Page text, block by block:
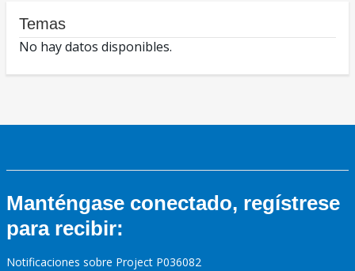
Temas
No hay datos disponibles.
Manténgase conectado, regístrese
para recibir:
Notificaciones sobre Project P036082